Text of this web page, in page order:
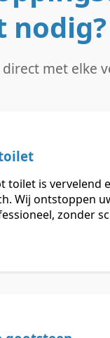
nodig?
met elke
toilet is vervelend
Wij ontstoppen
zonder